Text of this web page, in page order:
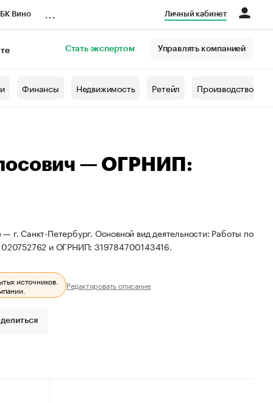
Вино Личный кабинет
Стать экспертом Управлять компанией
Финансы Недвижимость Ретейл Производство
— ОГРНИП:
Санкт-Петербург. Основной вид деятельности: Работы по
и ОГРНИП: 319784700143416.
источников. Редактировать описание